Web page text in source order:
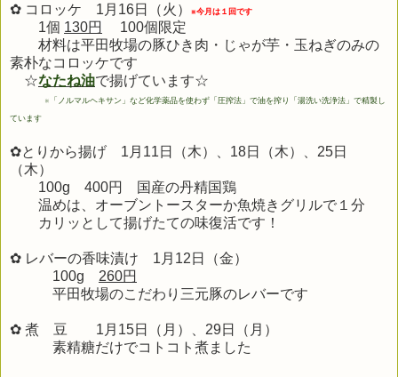
✿ コロッケ 1月16日（火） ※今月は１回です
1個 130円
100個限定
材料は平田牧場の豚ひき肉・じゃが芋・玉ねぎのみの
素朴なコロッケです
☆なたね油で揚げています☆
※ 「ノルマルヘキサン」など化学薬品を使わず「圧搾法」で油を搾り「湯洗い洗浄法」で精製し
ています
✿とりから揚げ 1月11日（木）、18日（木）、25日
（木）
100g 400円
国産の丹精国鶏
温めは、オーブントースターか魚焼きグリルで１分
カリッとして揚げたての味復活です！
✿ レバーの香味漬け 1月12 日（金）
100g 260円
平田牧場のこだわり三元豚のレバーです
✿ 煮 豆 1 月15日（月）、 29日（月）
素精糖だけでコトコト煮ました